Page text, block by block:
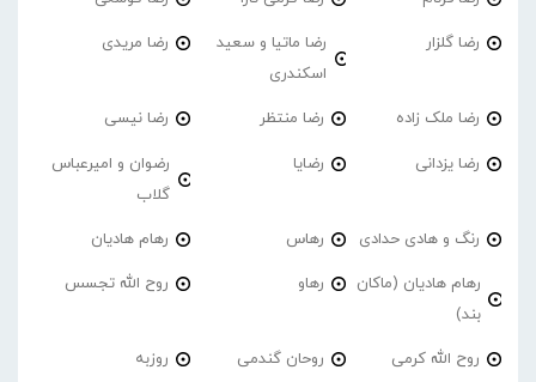
رضا گلزار
رضا ماتیا و سعید
اسکندری
رضا مریدی
رضا ملک زاده رضا منتظر رضا نیسی
رضا یزدانی رضایا
رضوان و امیرعباس
گلاب
رنگ و هادی حدادی رهاس رهام هادیان
رهام هادیان (ماکان
بند)
رهاو روح الله تجسس
روح الله کرمی روحان گندمی روزبه